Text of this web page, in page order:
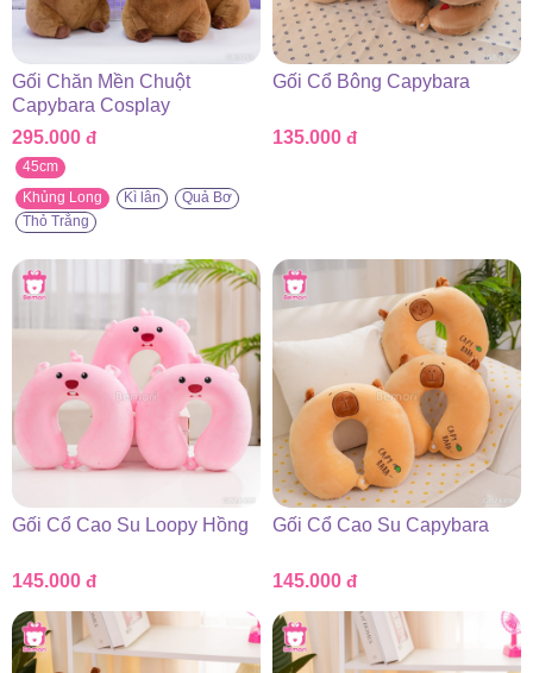
Gối Chăn Mền Chuột
Capybara Cosplay
295.000 đ
45cm
Khủng Long
Kì lân
Quả Bơ
Thỏ Trắng
Gối Cổ Bông Capybara
135.000 đ
Gối Cổ Cao Su Loopy Hồng
145.000 đ
Gối Cổ Cao Su Capybara
145.000 đ